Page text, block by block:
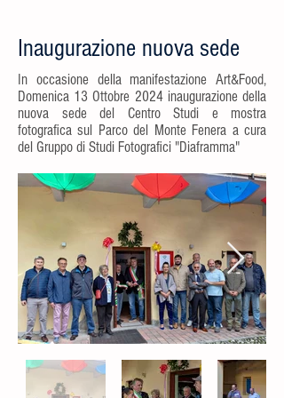
Inaugurazione nuova sede
In occasione della manifestazione Art&Food,
Domenica 13 Ottobre 2024 inaugurazione della
nuova sede del Centro Studi e mostra
fotografica sul Parco del Monte Fenera a cura
del Gruppo di Studi Fotografici "Diaframma"